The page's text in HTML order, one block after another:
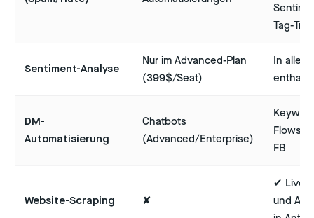
Tag-
Sentiment-Analyse
Nur im Advanced-Plan
(399$/Seat)
In allen
DM-
Automatisierung
Chatbots
(Advanced/Enterprise)
Flows
FB
Website-Scraping ✘
✔ Live-
und